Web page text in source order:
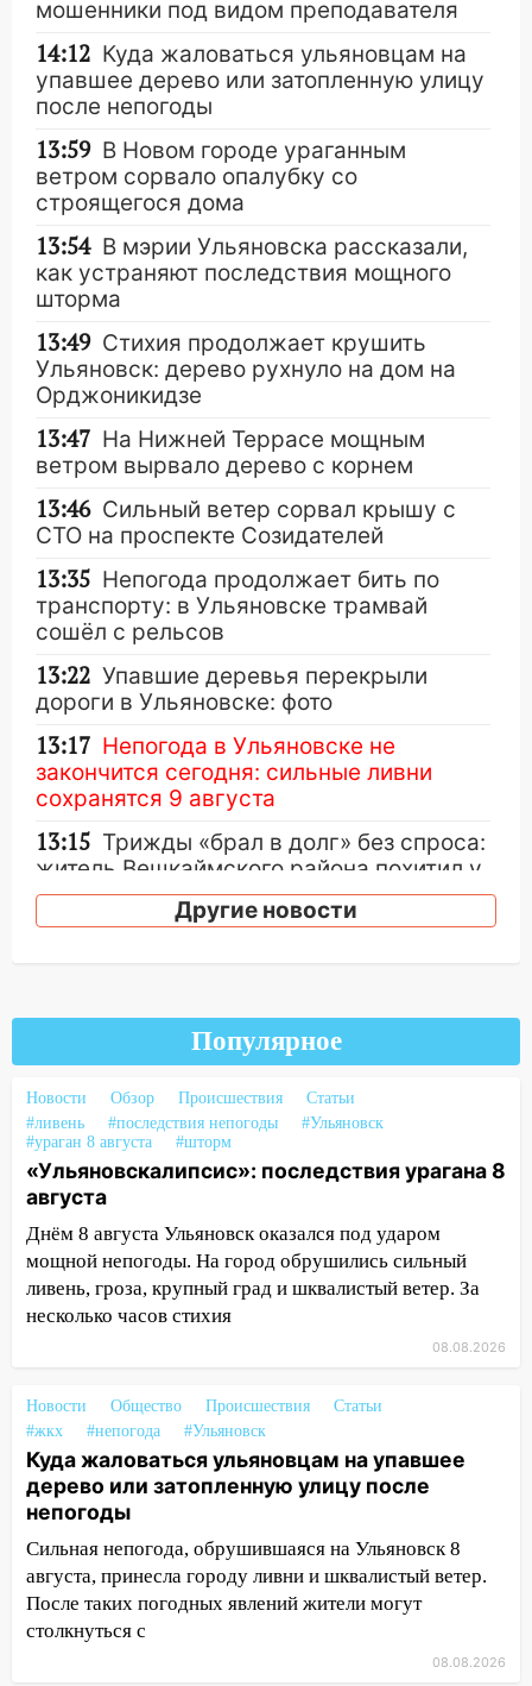
мошенники под видом преподавателя
14:12 Куда жаловаться ульяновцам на
упавшее дерево или затопленную улицу
после непогоды
13:59 В Новом городе ураганным
ветром сорвало опалубку со
строящегося дома
13:54 В мэрии Ульяновска рассказали,
как устраняют последствия мощного
шторма
13:49 Стихия продолжает крушить
Ульяновск: дерево рухнуло на дом на
Орджоникидзе
13:47 На Нижней Террасе мощным
ветром вырвало дерево с корнем
13:46 Сильный ветер сорвал крышу с
СТО на проспекте Созидателей
13:35 Непогода продолжает бить по
транспорту: в Ульяновске трамвай
сошёл с рельсов
13:22 Упавшие деревья перекрыли
дороги в Ульяновске: фото
13:17 Непогода в Ульяновске не
закончится сегодня: сильные ливни
сохранятся 9 августа
13:15 Трижды «брал в долг» без спроса:
житель Вешкаймского района похитил у
знакомого 191 тысячу рублей
Новгородской в Ульяновске и рухнуло
на электрощит
13:10
В Заволжском районе дерево
упало во дворе
13:08 Ураган ударил по Ульяновску:
сорванные крыши, поваленные деревья,
затопленные улицы и остановившиеся
трамваи
12:17 Ульяновск накрыл крупный град:
после ливня город снова уходит под
12:12
Прокуратура взяла на контроль
ДТП с шестилетним ребёнком на улице
Федерации
12:01 Пьяная женщина сбила
шестилетнего ребёнка на улице
Федерации: возбуждено уголовное дело
11:16 В Ульяновске ищут 37-летнего
мужчину, пропавшего ещё 19 июля
От мотофристайла до прогулки с
Другие новости
Популярное
Новости Обзор Происшествия
Статьи
#ливень
#последствия непогоды
#Ульяновск
#ураган 8 августа
#шторм
«Ульяновскалипсис»: последствия урагана 8
августа
Днём 8 августа Ульяновск оказался под ударом
мощной непогоды. На город обрушились сильный
ливень, гроза, крупный град и шквалистый ветер. За
несколько часов стихия
08.08.2026
Новости Общество Происшествия
Статьи
#жкх
#непогода #Ульяновск
Куда жаловаться ульяновцам на упавшее
дерево или затопленную улицу после
непогоды
Сильная непогода, обрушившаяся на Ульяновск 8
августа, принесла городу ливни и шквалистый ветер.
После таких погодных явлений жители могут
столкнуться с
08.08.2026